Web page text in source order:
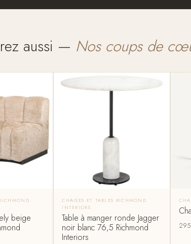
aussi — Nos coups de
beige
CHAISES ET TABLES RICHMOND
INTERIORS
Table à manger ronde Jagger
noir blanc 76,5 Richmond
Interiors